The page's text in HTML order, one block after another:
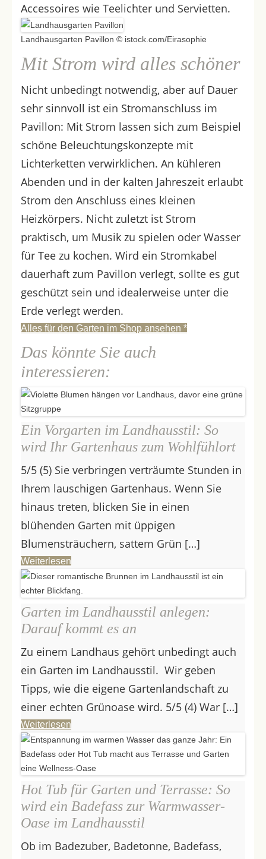
Accessoires wie Teelichter und Servietten.
Landhausgarten Pavillon © istock.com/Eirasophie
Mit Strom wird alles schöner
Nicht unbedingt notwendig, aber auf Dauer
sehr sinnvoll ist ein Stromanschluss im
Pavillon: Mit Strom lassen sich zum Beispiel
schöne Beleuchtungskonzepte mit
Lichterketten verwirklichen. An kühleren
Abenden und in der kalten Jahreszeit erlaubt
Strom den Anschluss eines kleinen
Heizkörpers. Nicht zuletzt ist Strom
praktisch, um Musik zu spielen oder Wasser
für Tee zu kochen. Wird ein Stromkabel
dauerhaft zum Pavillon verlegt, sollte es gut
geschützt sein und idealerweise unter die
Erde verlegt werden.
Alles für den Garten im Shop ansehen *
Das könnte Sie auch
interessieren:
Ein Vorgarten im Landhausstil: So
wird Ihr Gartenhaus zum Wohlfühlort
5/5 (5) Sie verbringen verträumte Stunden in
Ihrem lauschigen Gartenhaus. Wenn Sie
hinaus treten, blicken Sie in einen
blühenden Garten mit üppigen
Blumensträuchern, sattem Grün […]
Weiterlesen
Garten im Landhausstil anlegen:
Darauf kommt es an
Zu einem Landhaus gehört unbedingt auch
ein Garten im Landhausstil. Wir geben
Tipps, wie die eigene Gartenlandschaft zu
einer echten Grünoase wird. 5/5 (4) War […]
Weiterlesen
Hot Tub für Garten und Terrasse: So
wird ein Badefass zur Warmwasser-
Oase im Landhausstil
Ob im Badezuber, Badetonne, Badefass,